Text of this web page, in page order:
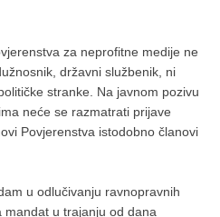
za neprofitne medije ne
državni službenik, ni
stranke. Na javnom pozivu
neće se razmatrati prijave
Povjerenstva istodobno članovi
u odlučivanju ravnopravnih
mandat u trajanju od dana